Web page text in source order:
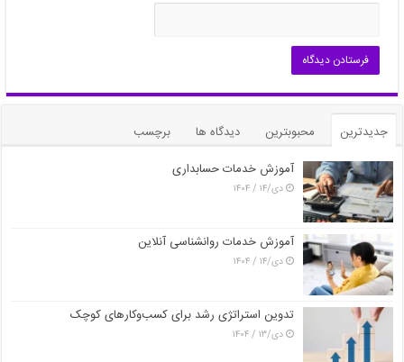
جدیدترین محبوبترین دیدگاه ها
برچسب
آموزش خدمات حسابداری
دی/۱۴ / ۱۴۰۴
آموزش خدمات روانشناسی آنلاین
دی/۱۴ / ۱۴۰۴
تدوین استراتژی رشد برای کسب‌وکارهای کوچک
دی/۱۳ / ۱۴۰۴